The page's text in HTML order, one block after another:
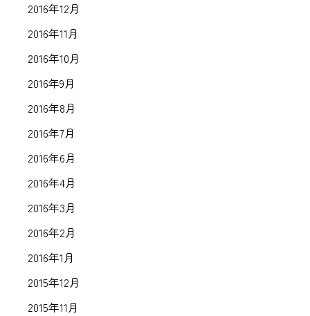
2016年12月
2016年11月
2016年10月
2016年9月
2016年8月
2016年7月
2016年6月
2016年4月
2016年3月
2016年2月
2016年1月
2015年12月
2015年11月